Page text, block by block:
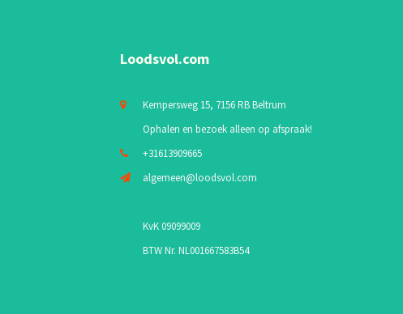
Loodsvol.com
Kempersweg 15, 7156 RB Beltrum
Ophalen en bezoek alleen op afspraak!
+31613909665
algemeen@loodsvol.com
KvK 09099009
BTW Nr. NL001667583B54